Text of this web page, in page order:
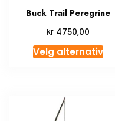
Buck Trail Peregrine
kr4750,00
Velg alternativ